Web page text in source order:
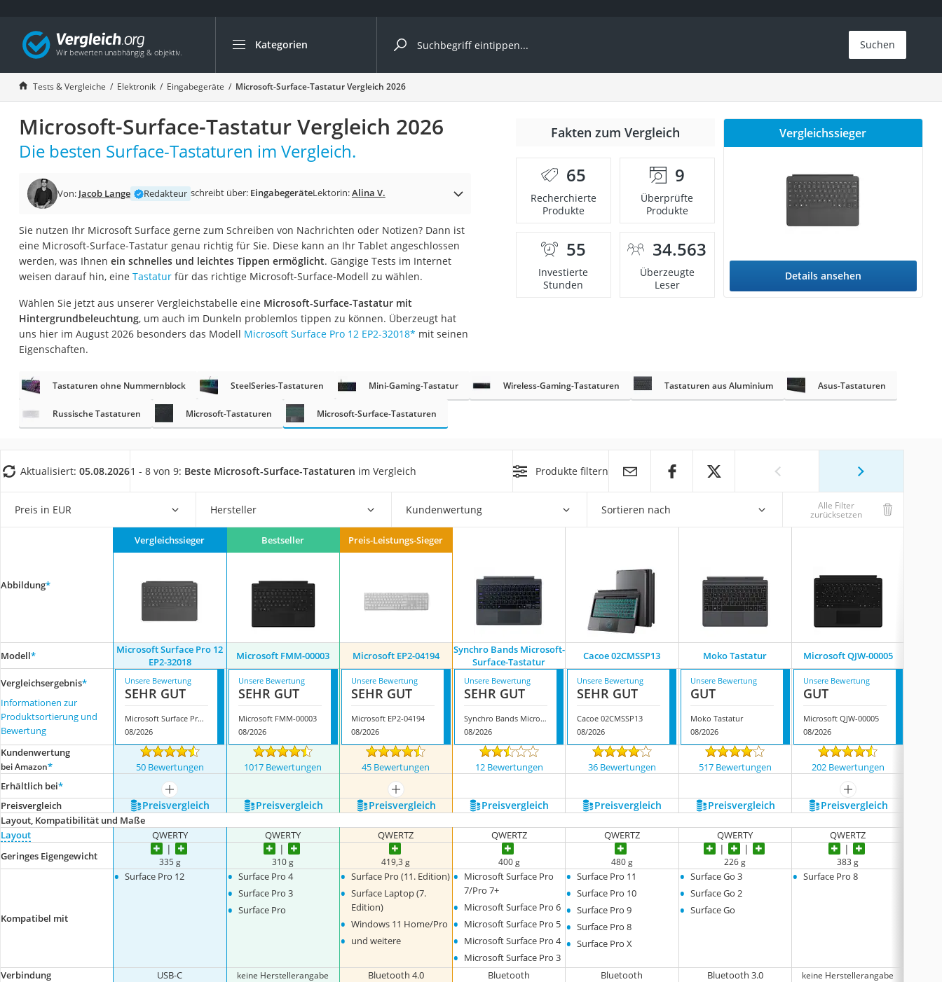
Kategorien
Die beliebtesten Vergleiche nach Kategorie
Elektronik
Powerstation
Monitor 32 Zoll 4K
Fernseher
Desktop-PC
Diascanner
Laser-Multifunktionsdrucker
Powerline-Adapter
Powerstation mit Solarpanel
Gaming-PC
Satellitenschüssel
Gaming-Headset
Lichtwecker
Acer Aspire
Suchen
Tests & Vergleiche Elektronik Eingabegeräte Microsoft-Surface-Tastatur Vergleich 2026
Microsoft-Surface-Tastatur Vergleich 2026
Die besten Surface-Tastaturen im Vergleich.
Von: Jacob Lange Redakteur schreibt über: EingabegeräteLektorin:Alina V.
Sie nutzen Ihr Microsoft Surface gerne zum Schreiben von Nachrichten oder Notizen? Dann ist
eine Microsoft-Surface-Tastatur genau richtig für Sie. Diese kann an Ihr Tablet angeschlossen
werden, was Ihnen ein schnelles und leichtes Tippen ermöglicht. Gängige Tests im Internet
weisen darauf hin, eine Tastaturfür das richtige Microsoft-Surface-Modell zu wählen.
Wählen Sie jetzt aus unserer Vergleichstabelle eine Microsoft-Surface-Tastatur mit
Hintergrundbeleuchtung, um auch im Dunkeln problemlos tippen zu können. Überzeugt hat
uns hier im August 2026 besonders das Modell Microsoft Surface Pro 12 EP2-32018* mit seinen
Eigenschaften.
Fakten zum Vergleich
65
Recherchierte
Produkte
9
Überprüfte
Produkte
55
Investierte
Stunden
34.563
Überzeugte
Leser
Vergleichssieger
Details ansehen
Tastaturen ohne Nummernblock SteelSeries-Tastaturen Mini-Gaming-Tastatur Wireless-Gaming-Tastaturen Tastaturen aus Aluminium Asus-Tastaturen
Russische Tastaturen Microsoft-Tastaturen Microsoft-Surface-Tastaturen
Aktualisiert: 05.08.20261 - 8 von 9: Beste Microsoft-Surface-Tastaturen im Vergleich Produkte filtern
Preis in EUR Hersteller Kundenwertung Sortieren nach Alle Filter
zurücksetzen
Abbildung*
Vergleichssieger Bestseller Preis-Leistungs-Sieger
Modell*
Microsoft Surface Pro 12
EP2-32018
Microsoft FMM-00003 Microsoft ‎EP2-04194
Synchro Bands Microsoft-
Surface-Tastatur
Cacoe 02CMSSP13 Moko Tastatur Microsoft ‎QJW-00005
Vergleichsergebnis*
Informationen zur
Produktsortierung und
Bewertung
Unsere Bewertung
SEHR GUT
Microsoft Surface Pro 12 EP2-32018
08/2026
Unsere Bewertung
SEHR GUT
Microsoft FMM-00003
08/2026
Unsere Bewertung
SEHR GUT
Microsoft ‎EP2-04194
08/2026
Unsere Bewertung
SEHR GUT
Synchro Bands Microsoft-Surface-Tastatur
08/2026
Unsere Bewertung
SEHR GUT
Cacoe 02CMSSP13
08/2026
Unsere Bewertung
GUT
Moko Tastatur
08/2026
Unsere Bewertung
GUT
Microsoft ‎QJW-00005
08/2026
Kundenwertung
bei Amazon* 50 Bewertungen 1017 Bewertungen 45 Bewertungen 12 Bewertungen 36 Bewertungen 517 Bewertungen 202 Bewertungen
Erhältlich bei*
mehr anzeigen mehr anzeigen
mehr anzeigen
Preis­vergleich
Preis­vergleich Preis­vergleich Preis­vergleich Preis­vergleich Preis­vergleich Preis­vergleich Preis­vergleich
Layout, Kompatibilität und Maße
Layout
QWERTY QWERTY QWERTZ QWERTZ QWERTZ QWERTY
QWERTZ
Geringes Eigengewicht
335 g 310 g 419,3 g 400 g ‎480 g 226 g 383 g
Kompatibel mit
• Surface Pro 12 • Surface Pro 4
• Surface Pro 3
• Surface Pro
• Surface Pro (11. Edition)
• Surface Laptop (7.
Edition)
• Windows 11 Home/Pro
• und weitere
• Microsoft Surface Pro
7/Pro 7+
• Microsoft Surface Pro 6
• Microsoft Surface Pro 5
• Microsoft Surface Pro 4
• Microsoft Surface Pro 3
• Surface Pro 11
• Surface Pro 10
• Surface Pro 9
• Surface Pro 8
• Surface Pro X
• Surface Go 3
• Surface Go 2
• Surface Go
• Surface Pro 8
Verbindung USB-C keine Herstellerangabe Bluetooth 4.0 Bluetooth Bluetooth Bluetooth 3.0 keine Herstellerangabe